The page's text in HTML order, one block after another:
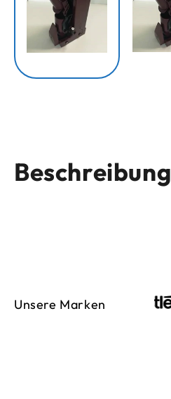
Beschreibung
Unsere Marken